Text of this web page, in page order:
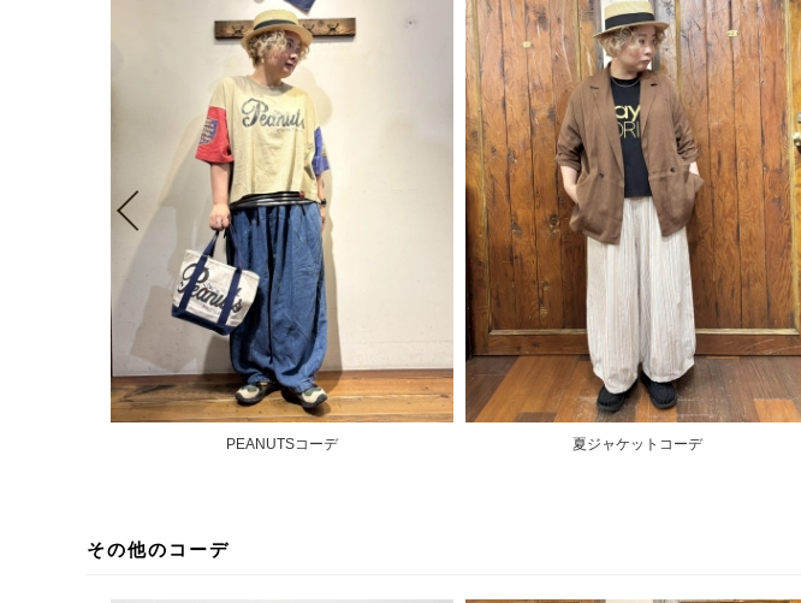
PEANUTSコーデ 夏ジャケットコーデ
その他のコーデ